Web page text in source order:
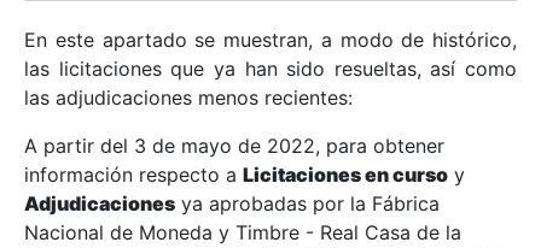
Mostrar/Ocultar
Mostrar/Ocultar
En este apartado se muestran, a modo de histórico,
las licitaciones que ya han sido resueltas, así como
las adjudicaciones menos recientes:
A partir del 3 de mayo de 2022, para obtener
información respecto a Licitaciones en curso y
Adjudicaciones ya aprobadas por la Fábrica
Nacional de Moneda y Timbre - Real Casa de la